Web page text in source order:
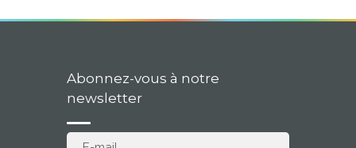
Abonnez-vous à notre
newsletter